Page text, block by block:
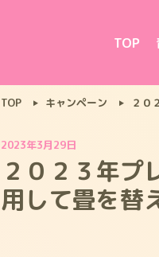
TOP
TOP キャンペーン ２０
2023年3月29日
２０２３年プ
用して畳を替